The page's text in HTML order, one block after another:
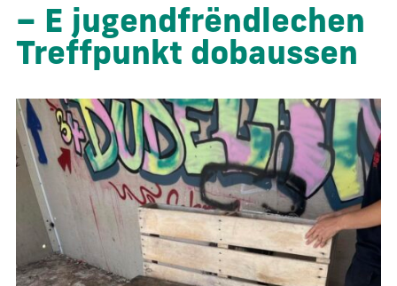
– E jugendfrëndlechen
Treffpunkt dobaussen